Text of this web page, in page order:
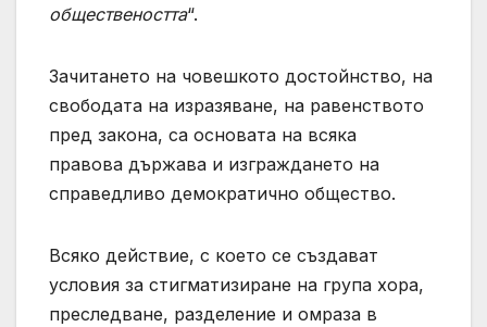
обществеността“.
Зачитането на човешкото достойнство, на
свободата на изразяване, на равенството
пред закона, са основата на всяка
правова държава и изграждането на
справедливо демократично общество.
Всяко действие, с което се създават
условия за стигматизиране на група хора,
преследване, разделение и омраза в